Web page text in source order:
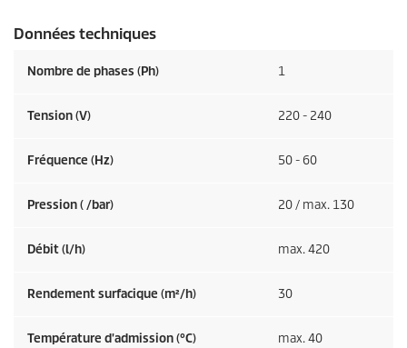
Données techniques
Nombre de phases (Ph) 1
Tension (V) 220 - 240
Fréquence (Hz) 50 - 60
Pression ( /bar) 20 / max. 130
Débit (l/h) max. 420
Rendement surfacique (m²/h) 30
Température d'admission (°C) max. 40